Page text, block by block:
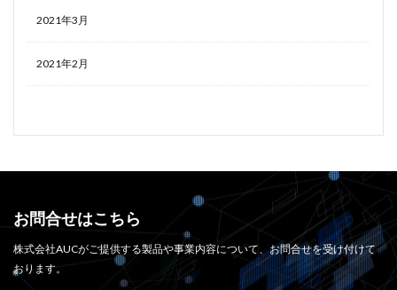
2021年3月
2021年2月
お問合せはこちら
株式会社AUCがご提供する製品や事業内容について、お問合せを受け付けて
おります。